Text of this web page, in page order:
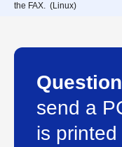
the FAX. (Linux)
send a
is